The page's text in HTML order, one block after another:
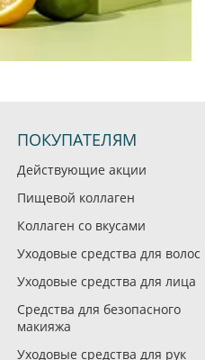
ПОКУПАТЕЛЯМ
Действующие акции
Пищевой коллаген
Коллаген со вкусами
Уходовые средства для волос
Уходовые средства для лица
Средства для безопасного
макияжа
Уходовые средства для рук